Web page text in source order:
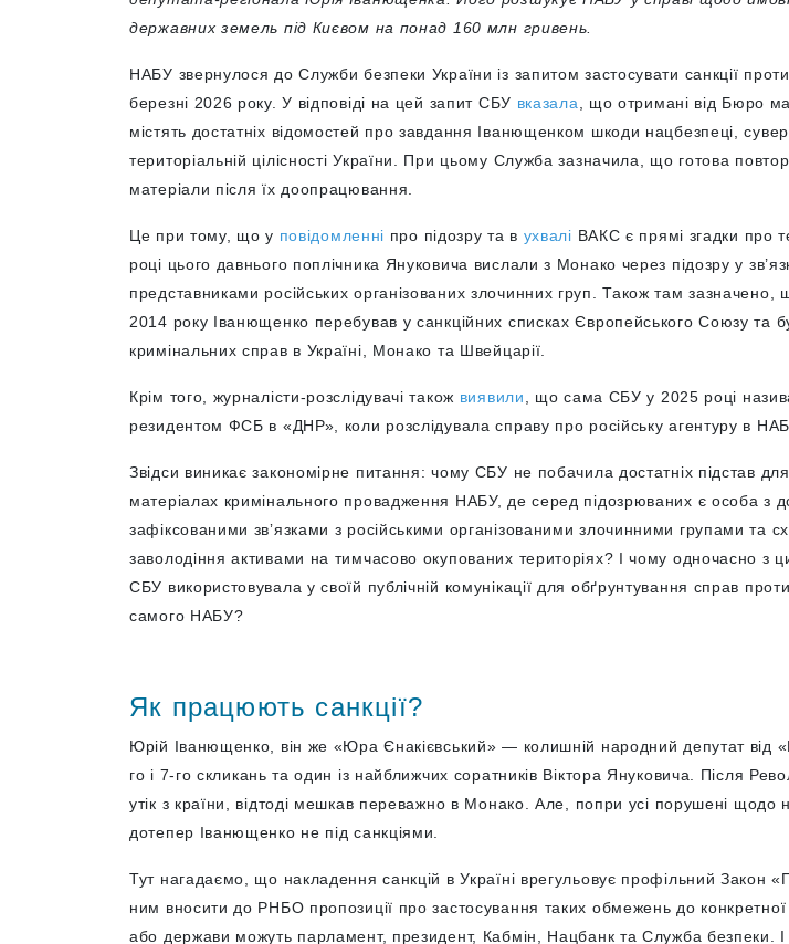
державних земель під Києвом на понад 160 млн гривень.
НАБУ звернулося до Служби безпеки України із запитом застосувати санкції
березні 2026 року. У відповіді на цей запит СБУ вказала , що отримані від Бюро
містять достатніх відомостей про завдання Іванющенком шкоди нацбезпеці,
територіальній цілісності України. При цьому Служба зазначила, що готова
матеріали після їх доопрацювання.
Це при тому, що у повідомленні про підозру та в ухвалі ВАКС є прямі згадки про
році цього давнього поплічника Януковича вислали з Монако через підозру у
представниками російських організованих злочинних груп. Також там
2014 року Іванющенко перебував у санкційних списках Європейського Союзу та
кримінальних справ в Україні, Монако та Швейцарії.
Крім того, журналісти-розслідувачі також виявили
, що сама СБУ у 2025 році
резидентом ФСБ в «ДНР», коли розслідувала справу про російську агентуру в
Звідси виникає закономірне питання: чому СБУ не побачила достатніх підстав
матеріалах кримінального провадження НАБУ, де серед підозрюваних є особа з
зафіксованими звʼязками з російськими організованими злочинними групами та
заволодіння активами на тимчасово окупованих територіях? І чому одночасно з
СБУ використовувала у своїй публічній комунікації для обґрунтування справ проти
самого НАБУ?
Як працюють санкції?
Юрій Іванющенко, він же «Юра Єнакієвський» — колишній народний депутат від
го і 7-го скликань та один із найближчих соратників Віктора Януковича. Після
утік з країни, відтоді мешкав переважно в Монако. Але, попри усі порушені щодо
дотепер Іванющенко не під санкціями.
Тут нагадаємо, що накладення санкцій в Україні врегульовує профільний Закон
ним вносити до РНБО пропозиції про застосування таких обмежень до конкретної
або держави можуть парламент, президент, Кабмін, Нацбанк та Служба безпеки.